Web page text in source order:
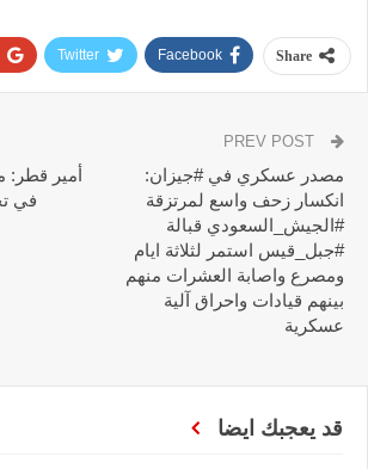
Share
Facebook
Twitter
مصدر عسكري في #جيزان:
انكسار زحف واسع لمرتزقة
#الجيش_السعودي قبالة
#جبل_قيس استمر لثلاثة ايام
ومصرع واصابة العشرات منهم
بينهم قيادات واحراق آلية
عسكرية
أمير قطر:
في
قد يعجبك ايضا